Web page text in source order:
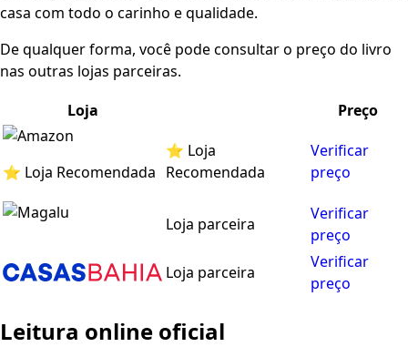
casa com todo o carinho e qualidade.
De qualquer forma, você pode consultar o preço do livro
nas outras lojas parceiras.
Loja
Preço
⭐ Loja Recomendada
⭐ Loja
Recomendada
Verificar
preço
Loja parceira
Verificar
preço
Loja parceira
Verificar
preço
Leitura online oficial